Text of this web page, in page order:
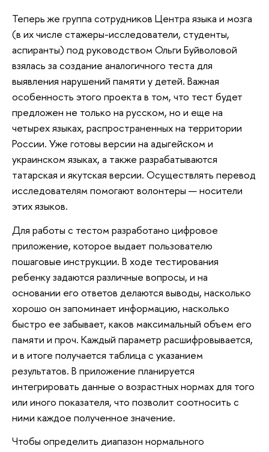
Теперь же группа сотрудников Центра языка и мозга
(в их числе стажеры-исследователи, студенты,
аспиранты) под руководством Ольги Буйволовой
взялась за создание аналогичного теста для
выявления нарушений памяти у детей. Важная
особенность этого проекта в том, что тест будет
предложен не только на русском, но и еще на
четырех языках, распространенных на территории
России. Уже готовы версии на адыгейском и
украинском языках, а также разрабатываются
татарская и якутская версии. Осуществлять перевод
исследователям помогают волонтеры — носители
этих языков.
Для работы с тестом разработано цифровое
приложение, которое выдает пользователю
пошаговые инструкции. В ходе тестирования
ребенку задаются различные вопросы, и на
основании его ответов делаются выводы, насколько
хорошо он запоминает информацию, насколько
быстро ее забывает, каков максимальный объем его
памяти и проч. Каждый параметр расшифровывается,
и в итоге получается таблица с указанием
результатов. В приложение планируется
интегрировать данные о возрастных нормах для того
или иного показателя, что позволит соотносить с
ними каждое полученное значение.
Чтобы определить диапазон нормального